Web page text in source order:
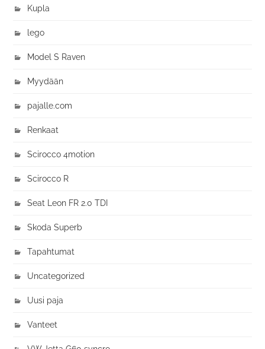
Kupla
lego
Model S Raven
Myydään
pajalle.com
Renkaat
Scirocco 4motion
Scirocco R
Seat Leon FR 2.0 TDI
Skoda Superb
Tapahtumat
Uncategorized
Uusi paja
Vanteet